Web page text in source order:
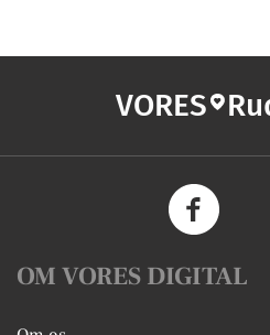
VORES
OM VORES DIGITAL